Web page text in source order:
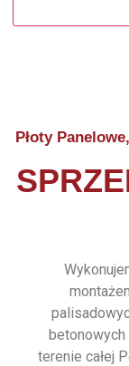
Płoty
betonowych
terenie całej